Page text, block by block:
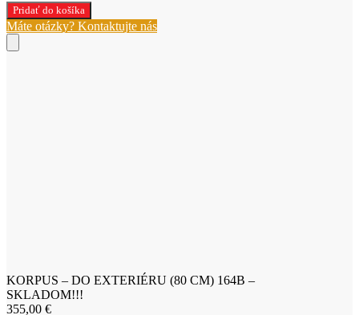
množstvo
KORPUS
–
DO
Pridať do košíka
Máte otázky? Kontaktujte nás
KORPUS – DO EXTERIÉRU (80 CM) 164B –
SKLADOM!!!
355,00 €